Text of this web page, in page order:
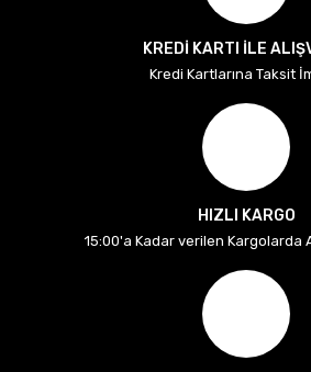
KREDİ KARTI İLE
Kredi Kartlarına Taksit
HIZLI KARGO
15:00'a Kadar verilen Kargolarda